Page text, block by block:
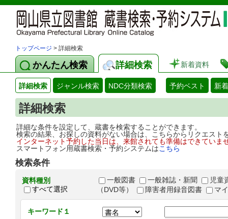
トップページ > 詳細検索
かんたん検索 詳細検索 新着資料
詳細検索 ジャンル検索 NDC分類検索 予約ベスト 新
詳細検索
詳細な条件を設定して、蔵書を検索することができます。
検索の結果、お探しの資料がない場合は、こちらからリクエス
インターネット予約した当日は、来館されても準備はできてい
スマートフォン用蔵書検索・予約システムはこちら
検索条件
資料種別
すべて選択
一般図書 一般雑誌・新聞
児童
（DVD等）
障害者用録音図書 マ
キーワード１